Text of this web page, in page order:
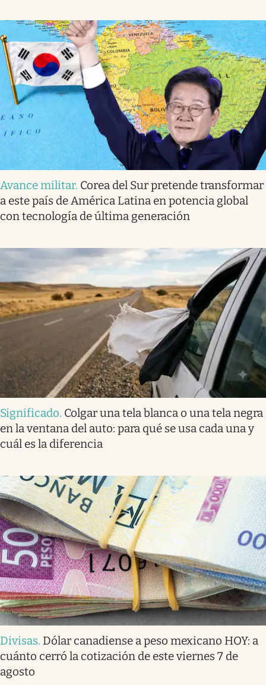
Avance militar. Corea del Sur pretende transformar
a este país de América Latina en potencia global
con tecnología de última generación
Significado. Colgar una tela blanca o una tela negra
en la ventana del auto: para qué se usa cada una y
cuál es la diferencia
Divisas. Dólar canadiense a peso mexicano HOY: a
cuánto cerró la cotización de este viernes 7 de
agosto